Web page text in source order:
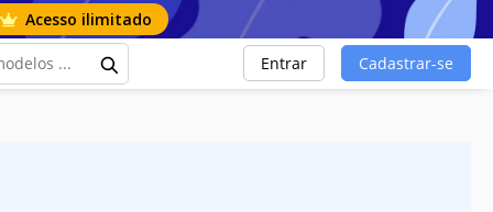
Acesso ilimitado
Entrar Cadastrar-se